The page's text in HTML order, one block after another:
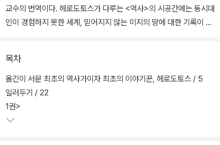
교수의 번역이다. 헤로도토스가 다루는 <역사>의 시공간에는 동시대
인이 경험하지 못한 세계, 믿어지지 않는 미지의 땅에 대한 기록이 담
먼 나라 옛 시대의 왕들, 서민들, 그들의 관습과 습관, 지형과 기후, 전
설과 유적들... 그의 저술은 인류의 생활사 그 자체로, 여담(餘談) 형
식의 지리학적, 인종학적, 민속학적, 역사적 자료들이 대량으로 제시
된다. 그는 인간의 관습과 과거 역사에 지칠 줄 모르는 관심을 가지고,
그것을 실증적 학문의 대상으로 삼은 최초의 그리스인이었다.
목차
옮긴이 서문 최초의 역사가이자 최초의 이야기꾼, 헤로도토스 / 5
일러두기 / 22
1권>